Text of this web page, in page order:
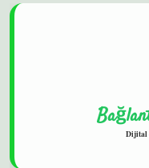
Dijital